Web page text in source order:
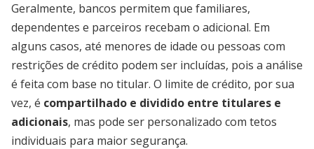
Geralmente, bancos permitem que familiares,
dependentes e parceiros recebam o adicional. Em
alguns casos, até menores de idade ou pessoas com
restrições de crédito podem ser incluídas, pois a análise
é feita com base no titular. O limite de crédito, por sua
vez, é compartilhado e dividido entre titulares e
adicionais, mas pode ser personalizado com tetos
individuais para maior segurança.